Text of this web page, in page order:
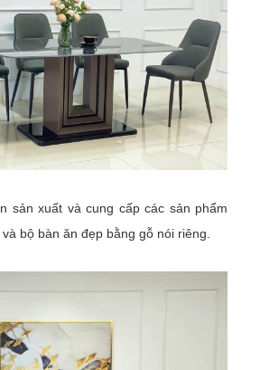
sản xuất và cung cấp các sản phẩm
bộ bàn ăn đẹp bằng gỗ nói riêng.